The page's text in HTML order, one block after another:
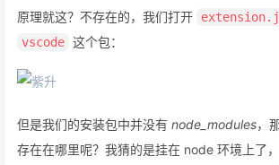
原理就这？不存在的，我们打开
vscode 这个包：
但是我们的安装包中并没有 node_modules，
存在在哪里呢？我猜的是挂在 node 环境上了